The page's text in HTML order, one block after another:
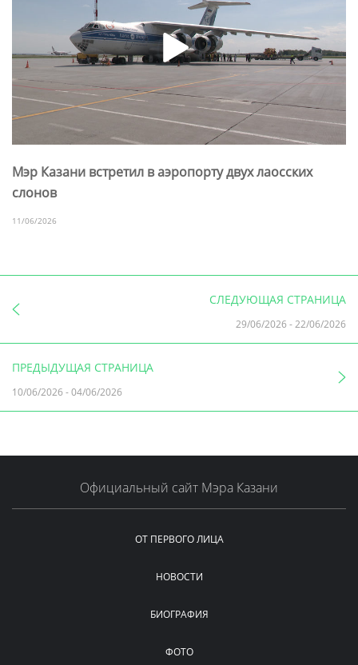
Мэр Казани встретил в аэропорту двух лаосских
слонов
11/06/2026
СЛЕДУЮЩАЯ СТРАНИЦА
29/06/2026 -22/06/2026
ПРЕДЫДУЩАЯ СТРАНИЦА
10/06/2026 -04/06/2026
Официальный сайт Мэра Казани
ОТ ПЕРВОГО ЛИЦА
НОВОСТИ
БИОГРАФИЯ
ФОТО